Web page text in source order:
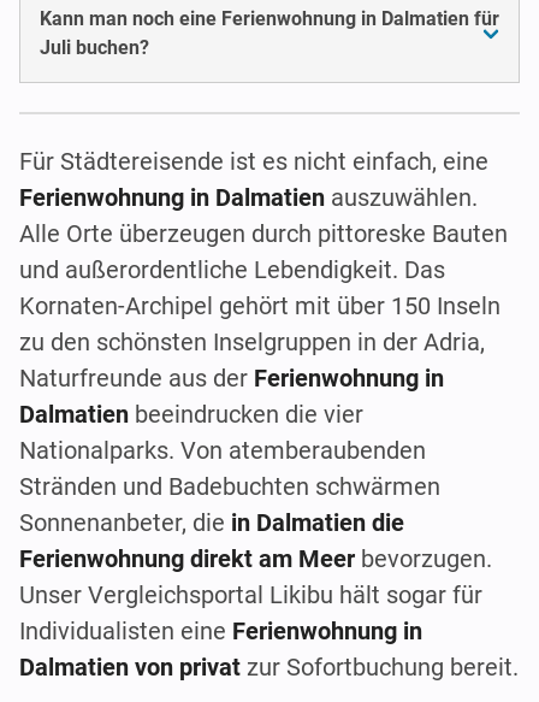
Kann man noch eine Ferienwohnung in Dalmatien für
Juli buchen?
Für Städtereisende ist es nicht einfach, eine
Ferienwohnung in Dalmatien auszuwählen.
Alle Orte überzeugen durch pittoreske Bauten
und außerordentliche Lebendigkeit. Das
Kornaten-Archipel gehört mit über 150 Inseln
zu den schönsten Inselgruppen in der Adria,
Naturfreunde aus der Ferienwohnung in
Dalmatien beeindrucken die vier
Nationalparks. Von atemberaubenden
Stränden und Badebuchten schwärmen
Sonnenanbeter, die in Dalmatien die
Ferienwohnung direkt am Meer bevorzugen.
Unser Vergleichsportal Likibu hält sogar für
Individualisten eine Ferienwohnung in
Dalmatien von privat zur Sofortbuchung bereit.